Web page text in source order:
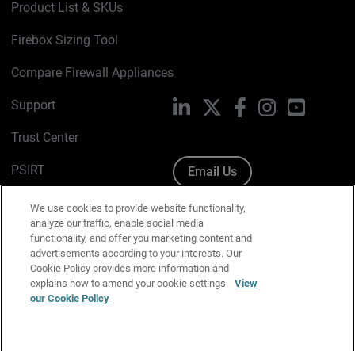
Product List & SKUs
Firebox Sizing Tool
Compare Firewall Appliances
Support
Trust Center
PSIRT
Cookie Policy
Privacy Policy
Media & Brand Kit
Manage Email Preferences
LinkedIn FacebookInstagramYouTube
Email Us
We use cookies to provide website functionality,
analyze our traffic, enable social media
functionality, and offer you marketing content and
advertisements according to your interests. Our
Cookie Policy provides more information and
explains how to amend your cookie settings. View
our Cookie Policy